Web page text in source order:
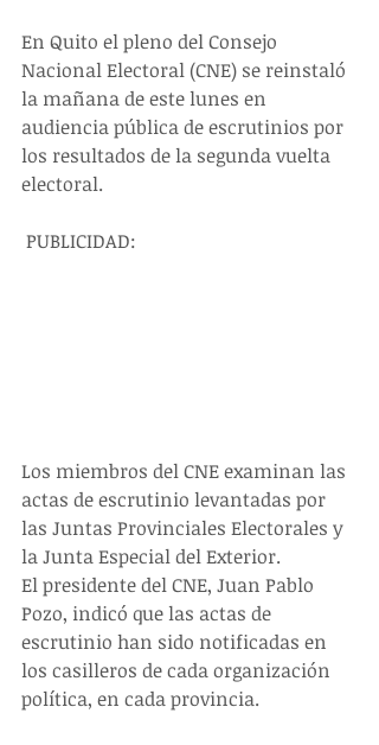
En Quito el pleno del Consejo
Nacional Electoral (CNE) se reinstaló
la mañana de este lunes en
audiencia pública de escrutinios por
los resultados de la segunda vuelta
electoral.
PUBLICIDAD:
Los miembros del CNE examinan las
actas de escrutinio levantadas por
las Juntas Provinciales Electorales y
la Junta Especial del Exterior.
El presidente del CNE, Juan Pablo
Pozo, indicó que las actas de
escrutinio han sido notificadas en
los casilleros de cada organización
política, en cada provincia.